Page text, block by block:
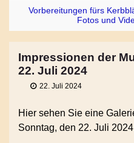
Vorbereitungen fürs
Fotos und
Impressionen der
22. Juli 2024
22. Juli 2024
Hier sehen Sie eine
Sonntag, den 22. Juli